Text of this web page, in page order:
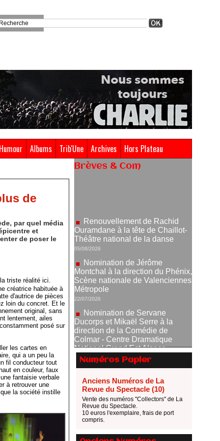
Humour Albums Trib'Une Archives Hors Plateau
de
par quel média
et
de poser le
triste réalité ici.
créatrice habituée à
d'autrice de pièces
loin du concret. Et le
original, sans
lentement, ailes
posé sur
les cartes en
qui a un peu la
fil conducteur tout
en couleur, faux
fantaisie verbale
à retrouver une
la société instille
Brèves & Com
Nomination de Jérôme
Montchal à la direction du Phénix,
Scène nationale de Valenciennes
Métropole
22/07/2026
Nomination de Servane
Ducorps et Mikaël Serre à la
direction de la Comédie de
Colmar - Centre Dramatique
National Grand Est Alsace
07/07/2026
Thomas Jolly et Laëtitia
Guédon nommés à la direction du
TNP
02/07/2026
Fonds SACD Théâtre : les
lauréats 2026
Dispositif ARTCENA Écrire
pour le cirque, les lauréats 2026 !
Numéros Papier
Anciens Numéros de La
Revue du Spectacle (10)
Vente des numéros "Collectors" de La
Revue du Spectacle.
10 euros l'exemplaire, frais de port
compris.